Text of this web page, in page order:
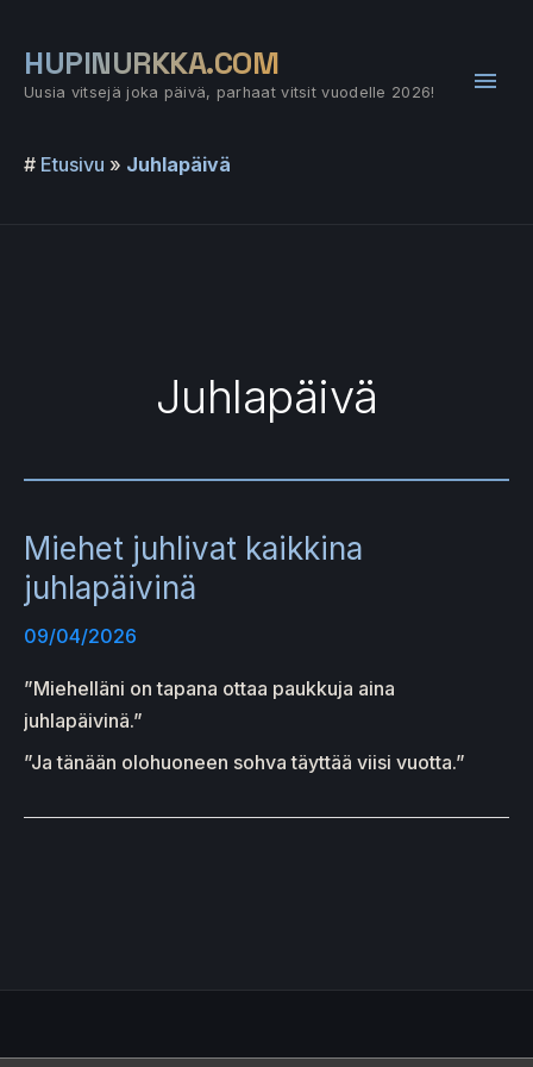
sisältöön
HUPINURKKA.COM
Uusia vitsejä joka päivä, parhaat vitsit vuodelle 2026!
# Etusivu » Juhlapäivä
Juhlapäivä
Miehet juhlivat kaikkina
juhlapäivinä
09/04/2026
”Miehelläni on tapana ottaa paukkuja aina
juhlapäivinä.”
”Ja tänään olohuoneen sohva täyttää viisi vuotta.”